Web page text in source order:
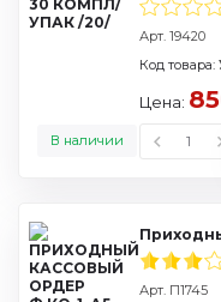
Арт. 19420
В наличии
Код товара:
Цена:
Арт. П1745